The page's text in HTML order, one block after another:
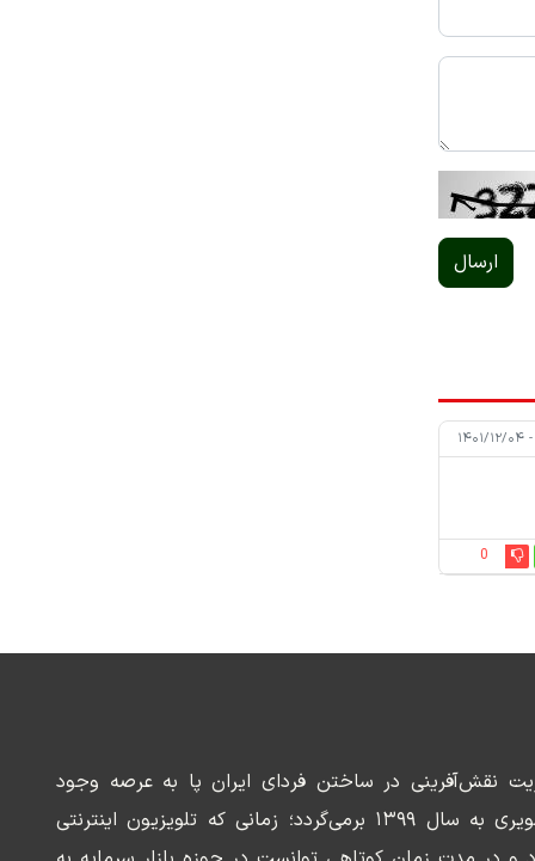
ارسال
0
نقش‌آفرینی در ساختن فردای ایران پا به عرصه وجود
می‌گذارد. سابقه این رسانه تصویری به سال ۱۳۹۹ برمی‌گردد؛ زمانی که تلویزیون اینترنتی